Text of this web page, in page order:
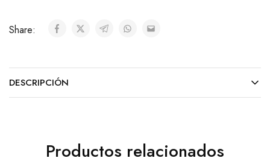
Share:
DESCRIPCIÓN
Productos relacionados